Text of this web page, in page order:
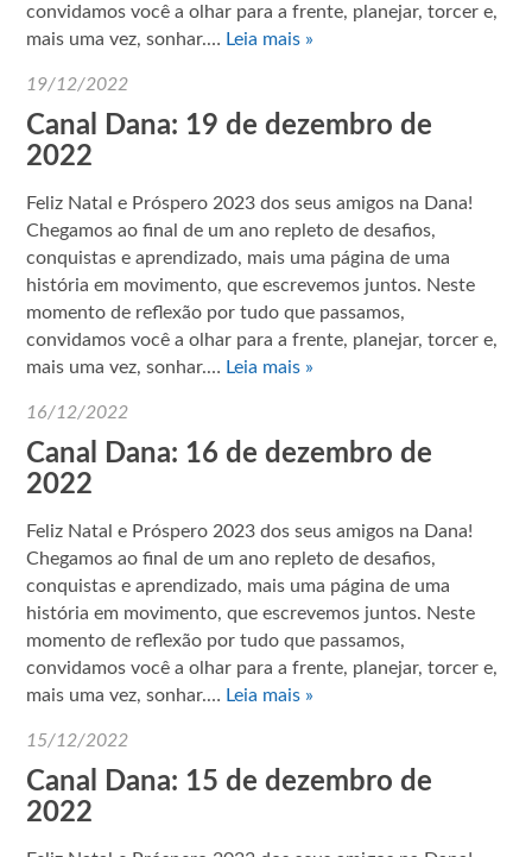
convidamos você a olhar para a frente, planejar, torcer e,
mais uma vez, sonhar.… Leia mais »
19/12/2022
Canal Dana: 19 de dezembro de
2022
Feliz Natal e Próspero 2023 dos seus amigos na Dana!
Chegamos ao final de um ano repleto de desafios,
conquistas e aprendizado, mais uma página de uma
história em movimento, que escrevemos juntos. Neste
momento de reflexão por tudo que passamos,
convidamos você a olhar para a frente, planejar, torcer e,
mais uma vez, sonhar.… Leia mais »
16/12/2022
Canal Dana: 16 de dezembro de
2022
Feliz Natal e Próspero 2023 dos seus amigos na Dana!
Chegamos ao final de um ano repleto de desafios,
conquistas e aprendizado, mais uma página de uma
história em movimento, que escrevemos juntos. Neste
momento de reflexão por tudo que passamos,
convidamos você a olhar para a frente, planejar, torcer e,
mais uma vez, sonhar.… Leia mais »
15/12/2022
Canal Dana: 15 de dezembro de
2022